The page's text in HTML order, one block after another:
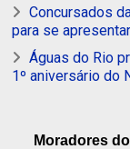
Concursados
para se apresentar
Águas do Rio
1º aniversário do
Moradores